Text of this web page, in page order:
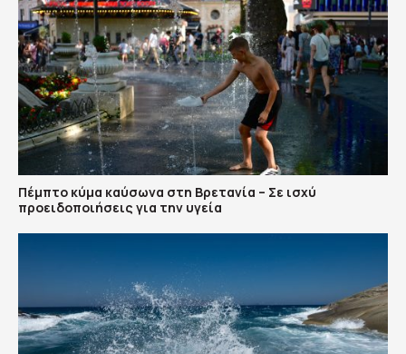
Πέμπτο κύμα καύσωνα στη Βρετανία – Σε ισχύ
προειδοποιήσεις για την υγεία